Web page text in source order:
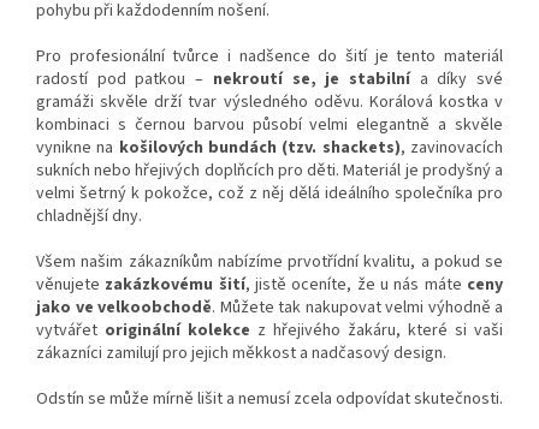
pohybu při každodenním nošení.
Pro profesionální tvůrce i nadšence do šití je tento materiál
radostí pod patkou – nekroutí se, je stabilnía díky své
gramáži skvěle drží tvar výsledného oděvu. Korálová kostka v
kombinaci s černou barvou působí velmi elegantně a skvěle
vynikne na košilových bundách (tzv. shackets), zavinovacích
sukních nebo hřejivých doplňcích pro děti. Materiál je prodyšný a
velmi šetrný k pokožce, což z něj dělá ideálního společníka pro
chladnější dny.
Všem našim zákazníkům nabízíme prvotřídní kvalitu, a pokud se
věnujete zakázkovému šití, jistě oceníte, že u nás máte ceny
jako ve velkoobchodě. Můžete tak nakupovat velmi výhodně a
vytvářet originální kolekce z hřejivého žakáru, které si vaši
zákazníci zamilují pro jejich měkkost a nadčasový design.
Odstín se může mírně lišit a nemusí zcela odpovídat skutečnosti.